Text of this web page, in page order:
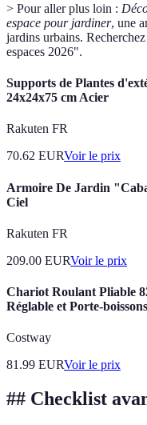
> Pour aller plus loin :
espace pour jardiner, une
jardins urbains.
espaces 2026".
Supports de Plantes
24x24x75 cm Acier
Rakuten FR
70.62 EURVoir le prix
Armoire De Jardin
Ciel
Rakuten FR
209.00 EURVoir le prix
Chariot Roulant Pliable
Réglable et Porte-
Costway
81.99 EURVoir le prix
## Checklist